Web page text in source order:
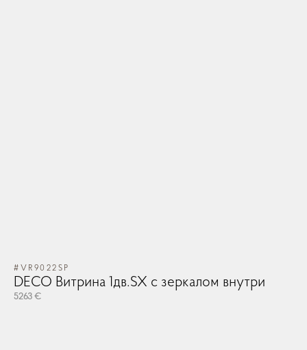
#VR9022SP
DECO Витрина 1дв.SX с зеркалом внутри
5263 €